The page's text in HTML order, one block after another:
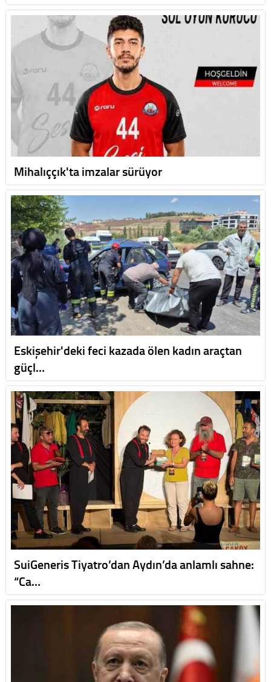
Mihalıççık'ta imzalar sürüyor
Eskişehir'deki feci kazada ölen kadın araçtan
güçl…
SuiGeneris Tiyatro’dan Aydın’da anlamlı sahne:
“Ca…